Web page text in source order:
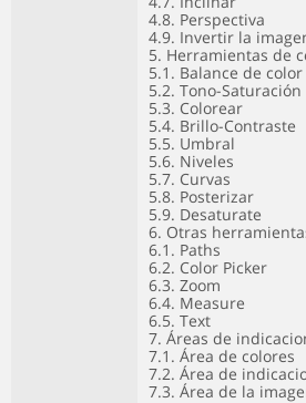
4.8. Perspectiva
4.9. Invertir la
5. Herramientas de
5.1. Balance de color
5.2. Tono-Saturación
5.3. Colorear
5.4. Brillo-Contraste
5.5. Umbral
5.6. Niveles
5.7. Curvas
5.8. Posterizar
5.9. Desaturate
6. Otras
6.1. Paths
6.2. Color Picker
6.3. Zoom
6.4. Measure
6.5. Text
7. Áreas de
7.1. Área de colores
7.2. Área de
7.3. Área de la